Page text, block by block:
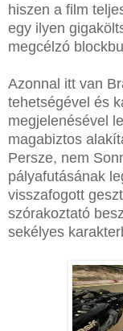
hiszen a film
egy ilyen
megcélzó
Azonnal itt van
tehetségével és
megjelenésével
magabiztos
Persze, nem
pályafutásának
visszafogott
szórakoztató
sekélyes